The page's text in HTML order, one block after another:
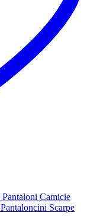
Pantaloni Camicie
Pantaloncini Scarpe